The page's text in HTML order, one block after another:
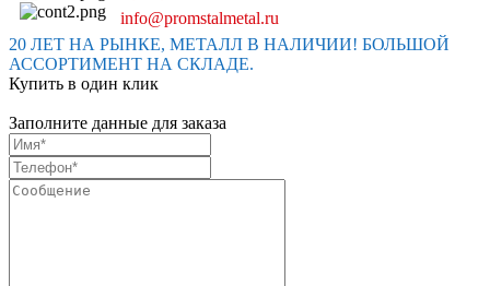
info@promstalmetal.ru
20 ЛЕТ НА РЫНКЕ, МЕТАЛЛ В НАЛИЧИИ! БОЛЬШОЙ
АССОРТИМЕНТ НА СКЛАДЕ.
Купить в один клик
Заполните данные для заказа